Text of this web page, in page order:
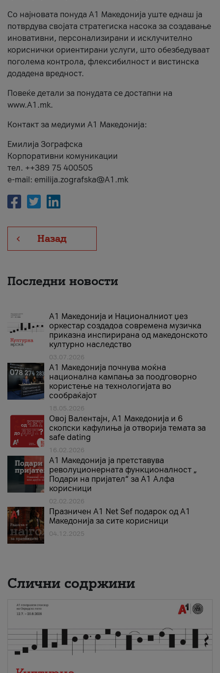
Со најновата понуда А1 Македонија уште еднаш ја
потврдува својата стратегиска насока за создавање
иновативни, персонализирани и исклучително
кориснички ориентирани услуги, што обезбедуваат
поголема контрола, флексибилност и вистинска
додадена вредност.
Повеќе детали за понудата се достапни на
www.А1.mk.
Контакт за медиуми А1 Македонија:
Емилија Зографска
Корпоративни комуникации
тел. ++389 75 400505
e-mail: emilija.zografska@A1.mk
Назад
Последни новости
А1 Македонија и Националниот џез
оркестар создадоа современа музичка
приказна инспирирана од македонското
културно наследство
03.07.2026
A1 Македонија почнува моќна
национална кампања за поодговорно
користење на технологијата во
сообраќајот
18.05.2026
Овој Валентајн, A1 Македонија и 6
скопски кафулиња ја отворија темата за
safe dating
16.02.2026
А1 Македонија ја претставува
револуционерната функционалност „
Подари на пријател“ за А1 Алфа
корисници
02.02.2026
Празничен A1 Net Sеf подарок од А1
Македонија за сите корисници
04.12.2025
Слични содржини